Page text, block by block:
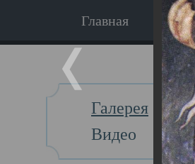
Главная
Галерея
Видео